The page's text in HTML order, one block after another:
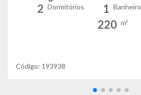
2 Dormitórios 1 Banheiro
220 m²
Código: 193938